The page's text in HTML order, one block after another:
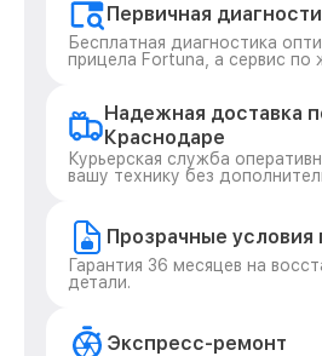
Первичная
Бесплатная диагностика
прицела Fortuna, а сервис по
Надежная доставка
Краснодаре
Курьерская служба
вашу технику без
Прозрачные условия
Гарантия 36 месяцев на
детали.
Экспресс-ремонт